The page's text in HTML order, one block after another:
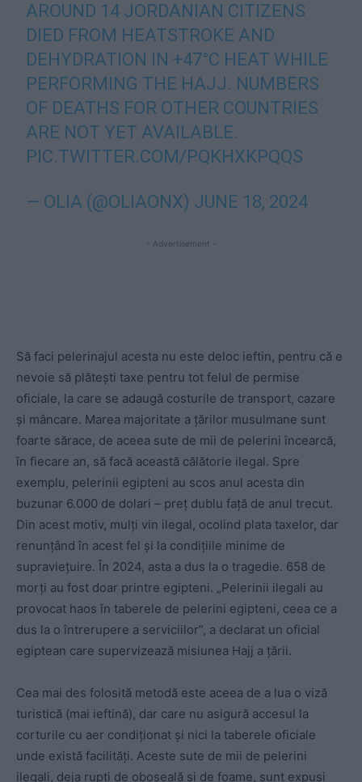
AROUND 14 JORDANIAN CITIZENS
DIED FROM HEATSTROKE AND
DEHYDRATION IN +47°C HEAT WHILE
PERFORMING THE HAJJ. NUMBERS
OF DEATHS FOR OTHER COUNTRIES
ARE NOT YET AVAILABLE.
PIC.TWITTER.COM/PQKHXKPQQS
— OLIA (@OLIAONX) JUNE 18, 2024
- Advertisement -
Să faci pelerinajul acesta nu este deloc ieftin, pentru că e
nevoie să plătești taxe pentru tot felul de permise
oficiale, la care se adaugă costurile de transport, cazare
și mâncare. Marea majoritate a țărilor musulmane sunt
foarte sărace, de aceea sute de mii de pelerini încearcă,
în fiecare an, să facă această călătorie ilegal. Spre
exemplu, pelerinii egipteni au scos anul acesta din
buzunar 6.000 de dolari – preț dublu față de anul trecut.
Din acest motiv, mulți vin ilegal, ocolind plata taxelor, dar
renunțând în acest fel și la condițiile minime de
supraviețuire. În 2024, asta a dus la o tragedie. 658 de
morți au fost doar printre egipteni. „Pelerinii ilegali au
provocat haos în taberele de pelerini egipteni, ceea ce a
dus la o întrerupere a serviciilor”, a declarat un oficial
egiptean care supervizează misiunea Hajj a țării.
Cea mai des folosită metodă este aceea de a lua o viză
turistică (mai ieftină), dar care nu asigură accesul la
corturile cu aer condiționat și nici la taberele oficiale
unde există facilități. Aceste sute de mii de pelerini
ilegali, deja rupți de oboseală și de foame, sunt expuși